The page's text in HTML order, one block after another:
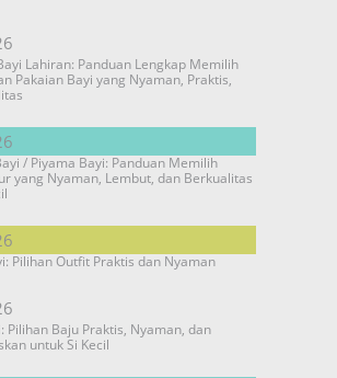
Lahiran: Panduan Lengkap Memilih
Pakaian Bayi yang Nyaman, Praktis,
/ Piyama Bayi: Panduan Memilih
yang Nyaman, Lembut, dan Berkualitas
Pilihan Outfit Praktis dan Nyaman
Pilihan Baju Praktis, Nyaman, dan
untuk Si Kecil